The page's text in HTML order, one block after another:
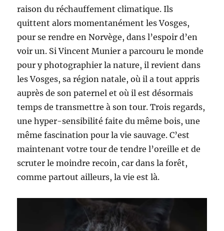
raison du réchauffement climatique. Ils
quittent alors momentanément les Vosges,
pour se rendre en Norvège, dans l’espoir d’en
voir un. Si Vincent Munier a parcouru le monde
pour y photographier la nature, il revient dans
les Vosges, sa région natale, où il a tout appris
auprès de son paternel et où il est désormais
temps de transmettre à son tour. Trois regards,
une hyper-sensibilité faite du même bois, une
même fascination pour la vie sauvage. C’est
maintenant votre tour de tendre l’oreille et de
scruter le moindre recoin, car dans la forêt,
comme partout ailleurs, la vie est là.